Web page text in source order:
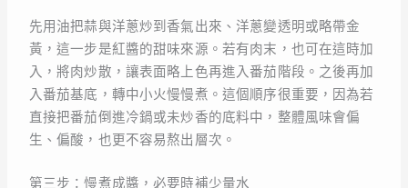
先用油把蒜與洋蔥炒到香氣出來、洋蔥變透明或略帶金
黃，這一步是紅醬的甜味來源。若有肉末，也可在這時加
入，將肉炒散，讓表面略上色再進入番茄階段。之後再加
入番茄基底，轉中小火慢慢煮。這個順序很重要，因為若
直接把番茄倒進冷鍋或未炒香的底料中，整體風味會偏
生、偏酸，也更不容易熬出層次。
第三步：慢煮成醬，必要時補少量水